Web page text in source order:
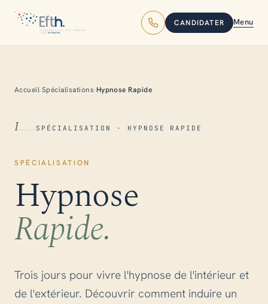
CANDIDATER Menu
Accueil Spécialisations Hypnose Rapide
I SPÉCIALISATION · HYPNOSE RAPIDE
SPÉCIALISATION
Hypnose
Rapide.
Trois jours pour vivre l'hypnose de l'intérieur et
de l'extérieur. Découvrir comment induire un